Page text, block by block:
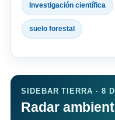
Investigación científica
suelo forestal
SIDEBAR TIERRA · 8
Radar